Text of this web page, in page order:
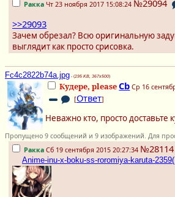
Ракка Чт 23 ноября 2017 15:08:24 №29094
>>29093
Зачем обрезал? Всю оригинальную
выглядит как просто срисовка.
Fc4c2822b74a.jpg - (195 KB, 367x500)
Кудере, pleaseCb Ср 16
[Ответ]
Неважно кто, просто доставьте
Пропущено 9 сообщений и 9 изображений. Для
Ракка Сб 19 сентября 2015 20:27:34 №28114
Anime-inu-x-boku-ss-roromiya-karuta-